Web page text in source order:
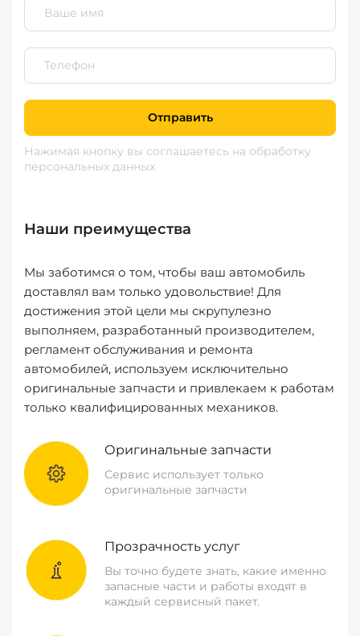
Отправить
Нажимая кнопку вы соглашаетесь на обработку
персональных данных
Наши преимущества
Мы заботимся о том, чтобы ваш автомобиль
доставлял вам только удовольствие! Для
достижения этой цели мы скрупулезно
выполняем, разработанный производителем,
регламент обслуживания и ремонта
автомобилей, используем исключительно
оригинальные запчасти и привлекаем к работам
только квалифицированных механиков.
Оригинальные запчасти
Сервис использует только
оригинальные запчасти
Прозрачность услуг
Вы точно будете знать, какие именно
запасные части и работы входят в
каждый сервисный пакет.